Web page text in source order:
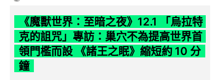
《魔獸世界：至暗之夜》12.1 「烏拉特
克的詛咒」專訪：巢穴不為提高世界首
領門檻而設 《諸王之眠》縮短約 10 分
鐘